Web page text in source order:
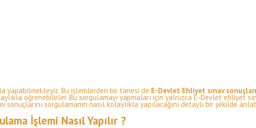
yapabilmekteyiz. Bu işlemlerden bir tanesi de E-Devlet Ehliyet sınav
öğrenebilirler. Bu sorgulamayı yapmaları için yalnızca E-Devlet ehliyet
sonuçlarını sorgulamanın nasıl kolaylıkla yapılacağını detaylı bir şekilde
İşlemi Nasıl Yapılır ?